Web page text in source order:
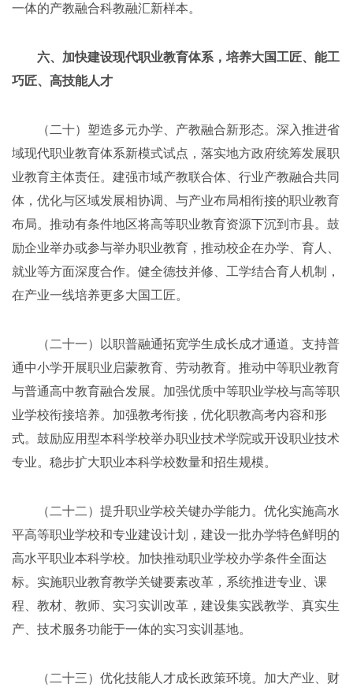
一体的产教融合科教融汇新样本。
六、加快建设现代职业教育体系，培养大国工匠、能工
巧匠、高技能人才
（二十）塑造多元办学、产教融合新形态。深入推进省
域现代职业教育体系新模式试点，落实地方政府统筹发展职
业教育主体责任。建强市域产教联合体、行业产教融合共同
体，优化与区域发展相协调、与产业布局相衔接的职业教育
布局。推动有条件地区将高等职业教育资源下沉到市县。鼓
励企业举办或参与举办职业教育，推动校企在办学、育人、
就业等方面深度合作。健全德技并修、工学结合育人机制，
在产业一线培养更多大国工匠。
（二十一）以职普融通拓宽学生成长成才通道。支持普
通中小学开展职业启蒙教育、劳动教育。推动中等职业教育
与普通高中教育融合发展。加强优质中等职业学校与高等职
业学校衔接培养。加强教考衔接，优化职教高考内容和形
式。鼓励应用型本科学校举办职业技术学院或开设职业技术
专业。稳步扩大职业本科学校数量和招生规模。
（二十二）提升职业学校关键办学能力。优化实施高水
平高等职业学校和专业建设计划，建设一批办学特色鲜明的
高水平职业本科学校。加快推动职业学校办学条件全面达
标。实施职业教育教学关键要素改革，系统推进专业、课
程、教材、教师、实习实训改革，建设集实践教学、真实生
产、技术服务功能于一体的实习实训基地。
（二十三）优化技能人才成长政策环境。加大产业、财